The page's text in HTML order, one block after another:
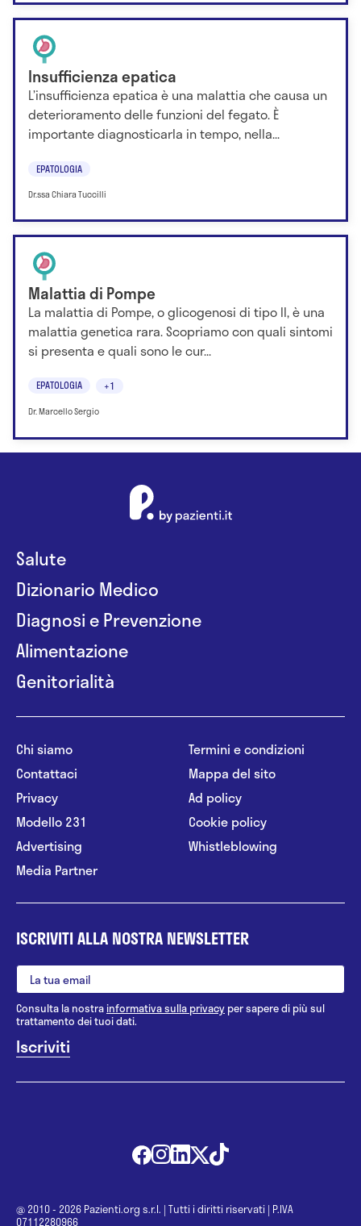
Insufficienza epatica
L’insufficienza epatica è una malattia che causa un
deterioramento delle funzioni del fegato. È
importante diagnosticarla in tempo, nella...
EPATOLOGIA
Dr.ssa Chiara Tuccilli
Malattia di Pompe
La malattia di Pompe, o glicogenosi di tipo II, è una
malattia genetica rara. Scopriamo con quali sintomi
si presenta e quali sono le cur...
EPATOLOGIA +1
Dr. Marcello Sergio
Salute
Dizionario Medico
Diagnosi e Prevenzione
Alimentazione
Genitorialità
Chi siamo
Contattaci
Privacy
Modello 231
Advertising
Media Partner
Termini e condizioni
Mappa del sito
Ad policy
Cookie policy
Whistleblowing
ISCRIVITI ALLA NOSTRA NEWSLETTER
Consulta la nostrainformativa sulla privacy per sapere di più sul
trattamento dei tuoi dati.
@ 2010 - 2026 Pazienti.org s.r.l. | Tutti i diritti riservati | P.IVA
07112280966